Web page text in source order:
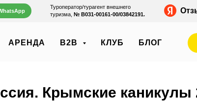
Туроператор/турагент внешнего
туризма, № В031‑00161‑00/03842191.
АРЕНДА B2B КЛУБ БЛОГ
Крымские каникулы